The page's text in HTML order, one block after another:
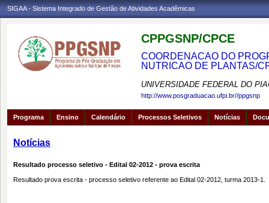
SIGAA - Sistema Integrado de Gestão de Atividades Acadêmicas
CPPGSNP/CPCE
COORDENACAO DO
NUTRICAO DE PLANTAS/
UNIVERSIDADE FEDERAL DO
http://www.posgraduacao.ufpi.br//ppgsnp
Programa Ensino Calendário Processos Seletivos Notícias
Notícias
Resultado processo seletivo - Edital 02-2012 - prova escrita
Resultado prova escrita - processo seletivo referente ao Edital 02-2012, turma 2013-1.